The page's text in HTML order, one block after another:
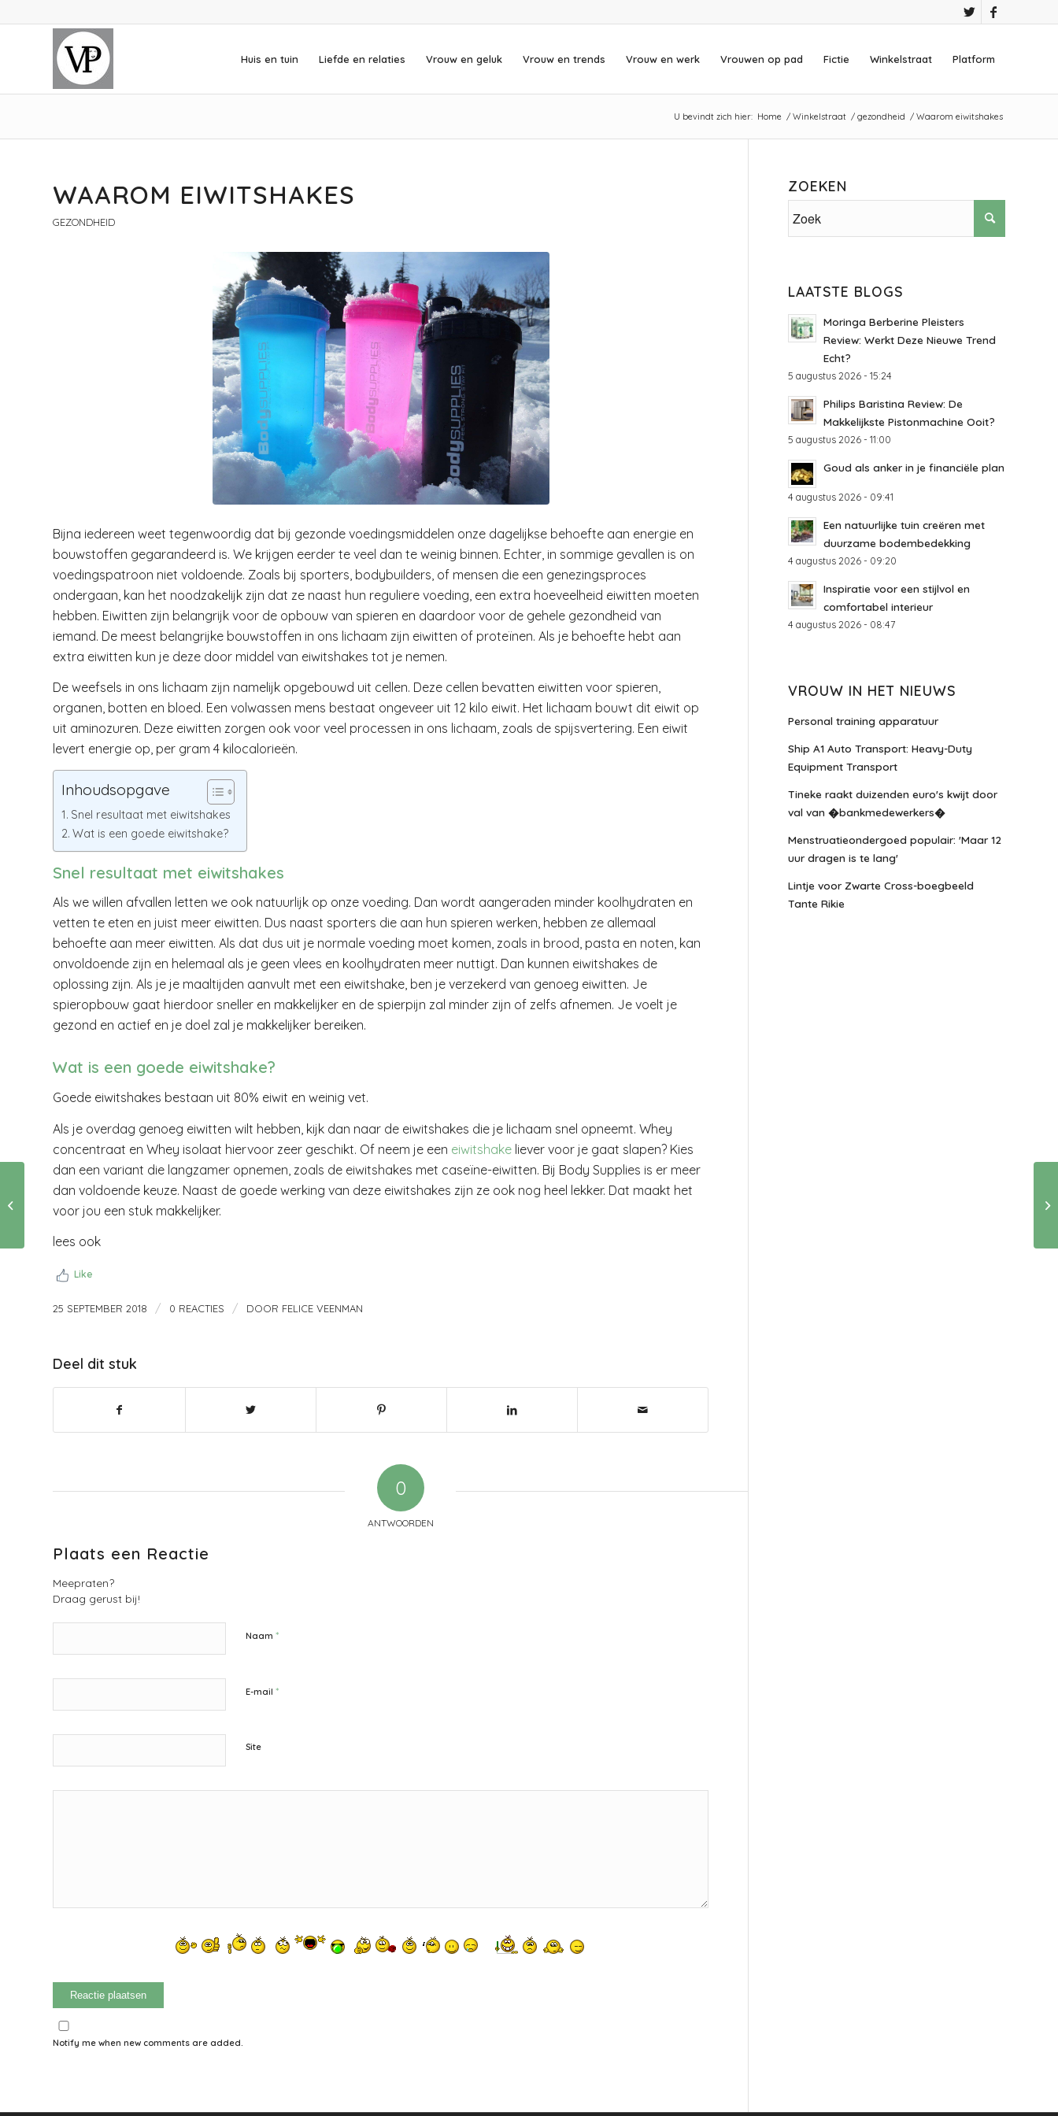
Huis en tuin Liefde en relaties Vrouw en geluk Vrouw en trends Vrouw en werk Vrouwen op pad Fictie Winkelstraat Platform
U bevindt zich hier: Home / Winkelstraat / gezondheid / Waarom eiwitshakes
WAAROM EIWITSHAKES
GEZONDHEID
Bijna iedereen weet tegenwoordig dat bij gezonde voedingsmiddelen onze dagelijkse behoefte aan energie en
bouwstoffen gegarandeerd is. We krijgen eerder te veel dan te weinig binnen. Echter, in sommige gevallen is on
voedingspatroon niet voldoende. Zoals bij sporters, bodybuilders, of mensen die een genezingsproces
ondergaan, kan het noodzakelijk zijn dat ze naast hun reguliere voeding, een extra hoeveelheid eiwitten moeten
hebben. Eiwitten zijn belangrijk voor de opbouw van spieren en daardoor voor de gehele gezondheid van
iemand. De meest belangrijke bouwstoffen in ons lichaam zijn eiwitten of proteïnen. Als je behoefte hebt aan
extra eiwitten kun je deze door middel van eiwitshakes tot je nemen.
De weefsels in ons lichaam zijn namelijk opgebouwd uit cellen. Deze cellen bevatten eiwitten voor spieren,
organen, botten en bloed. Een volwassen mens bestaat ongeveer uit 12 kilo eiwit. Het lichaam bouwt dit eiwit op
uit aminozuren. Deze eiwitten zorgen ook voor veel processen in ons lichaam, zoals de spijsvertering. Een eiwit
levert energie op, per gram 4 kilocalorieën.
Inhoudsopgave
Snel resultaat met eiwitshakes
Wat is een goede eiwitshake?
Snel resultaat met eiwitshakes
Als we willen afvallen letten we ook natuurlijk op onze voeding. Dan wordt aangeraden minder koolhydraten en
vetten te eten en juist meer eiwitten. Dus naast sporters die aan hun spieren werken, hebben ze allemaal
behoefte aan meer eiwitten. Als dat dus uit je normale voeding moet komen, zoals in brood, pasta en noten, kan
onvoldoende zijn en helemaal als je geen vlees en koolhydraten meer nuttigt. Dan kunnen eiwitshakes de
oplossing zijn. Als je je maaltijden aanvult met een eiwitshake, ben je verzekerd van genoeg eiwitten. Je
spieropbouw gaat hierdoor sneller en makkelijker en de spierpijn zal minder zijn of zelfs afnemen. Je voelt je
gezond en actief en je doel zal je makkelijker bereiken.
Wat is een goede eiwitshake?
Goede eiwitshakes bestaan uit 80% eiwit en weinig vet.
Als je overdag genoeg eiwitten wilt hebben, kijk dan naar de eiwitshakes die je lichaam snel opneemt. Whey
concentraat en Whey isolaat hiervoor zeer geschikt. Of neem je een eiwitshake liever voor je gaat slapen? Kies
dan een variant die langzamer opnemen, zoals de eiwitshakes met caseïne-eiwitten. Bij Body Supplies is er meer
dan voldoende keuze. Naast de goede werking van deze eiwitshakes zijn ze ook nog heel lekker. Dat maakt het
voor jou een stuk makkelijker.
lees ook
Like
25 SEPTEMBER 2018 / 0 REACTIES / DOOR FELICE VEENMAN
Deel dit stuk
0
ANTWOORDEN
Plaats een Reactie
Meepraten?
Draag gerust bij!
Naam *
E-mail *
Site
Notify me when new comments are added.
ZOEKEN
LAATSTE BLOGS
Moringa Berberine Pleisters
Review: Werkt Deze Nieuwe Trend
Echt?
5 augustus 2026 - 15:24
Philips Baristina Review: De
Makkelijkste Pistonmachine Ooit?
5 augustus 2026 - 11:00
Goud als anker in je financiële plan
4 augustus 2026 - 09:41
Een natuurlijke tuin creëren met
duurzame bodembedekking
4 augustus 2026 - 09:20
Inspiratie voor een stijlvol en
comfortabel interieur
4 augustus 2026 - 08:47
VROUW IN HET NIEUWS
Personal training apparatuur
Ship A1 Auto Transport: Heavy-Duty
Equipment Transport
Tineke raakt duizenden euro's kwijt door
val van �bankmedewerkers�
Menstruatieondergoed populair: 'Maar 12
uur dragen is te lang'
Lintje voor Zwarte Cross-boegbeeld
Tante Rikie
Weet jij hoeveel
fietsen er van mij
gestolen zijn??